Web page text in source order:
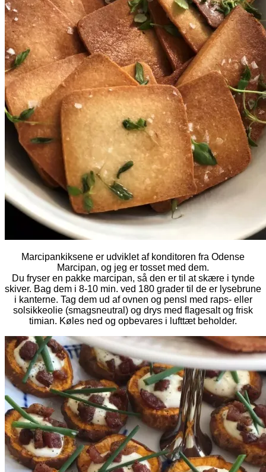
Marcipankiksene er udviklet af konditoren fra Odense
Marcipan, og jeg er tosset med dem.
Du fryser en pakke marcipan, så den er til at skære i tynde
skiver. Bag dem i 8-10 min. ved 180 grader til de er lysebrune
i kanterne. Tag dem ud af ovnen og pensl med raps- eller
solsikkeolie (smagsneutral) og drys med flagesalt og frisk
timian. Køles ned og opbevares i lufttæt beholder.